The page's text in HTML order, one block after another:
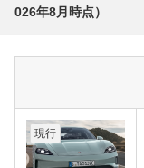
026年8月 時点）
現行